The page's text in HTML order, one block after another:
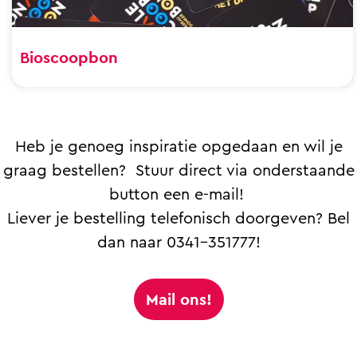
Bioscoopbon
Heb je genoeg inspiratie opgedaan en wil je
graag bestellen? Stuur direct via onderstaande
button een e-mail!
Liever je bestelling telefonisch doorgeven? Bel
dan naar 0341-351777!
Mail ons!